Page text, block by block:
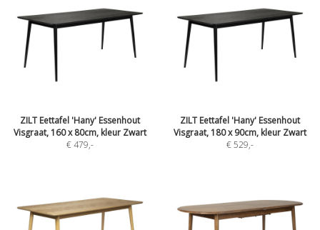
ZILT Eettafel 'Hany' Essenhout
Visgraat, 160 x 80cm, kleur Zwart
€ 479,-
ZILT Eettafel 'Hany' Essenhout
Visgraat, 180 x 90cm, kleur Zwart
€ 529,-